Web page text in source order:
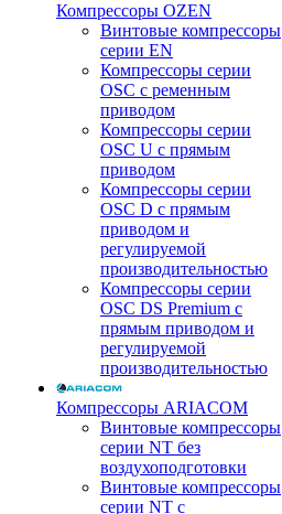
Компрессоры OZEN
Винтовые компрессоры
серии EN
Компрессоры серии
OSC с ременным
приводом
Компрессоры серии
OSC U с прямым
приводом
Компрессоры серии
OSC D с прямым
приводом и
регулируемой
производительностью
Компрессоры серии
OSC DS Premium с
прямым приводом и
регулируемой
производительностью
Компрессоры ARIACOM
Винтовые компрессоры
серии NT без
воздухоподготовки
Винтовые компрессоры
серии NT c